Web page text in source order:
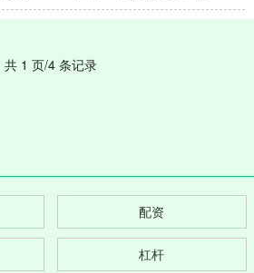
共 1 页/4 条记录
配资
杠杆